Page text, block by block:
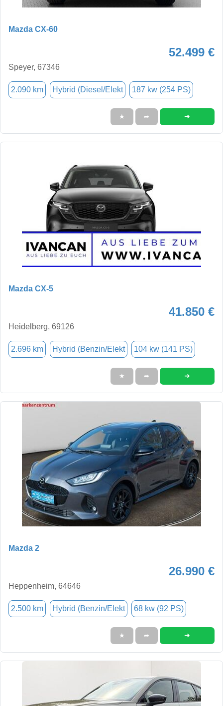
Mazda CX-60
52.499 €
Speyer, 67346
2.090 km Hybrid (Diesel/Elekt 187 kw (254 PS)
★ ➦ ➜
Mazda CX-5
41.850 €
Heidelberg, 69126
2.696 km Hybrid (Benzin/Elekt 104 kw (141 PS)
★ ➦ ➜
Mazda 2
26.990 €
Heppenheim, 64646
2.500 km Hybrid (Benzin/Elekt 68 kw (92 PS)
★ ➦ ➜